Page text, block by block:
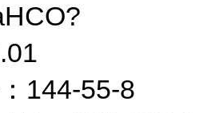
144-55-8